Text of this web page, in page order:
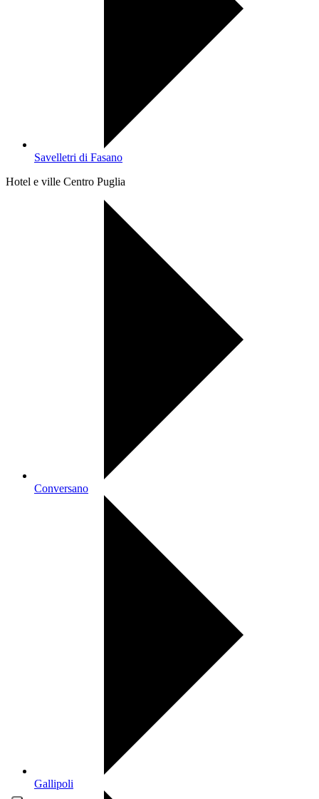
Savelletri di Fasano
Hotel e ville Centro Puglia
Conversano
Gallipoli